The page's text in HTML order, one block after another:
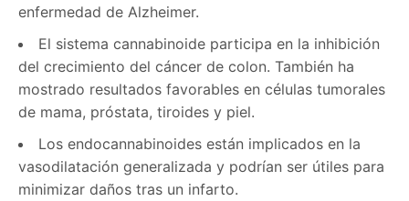
enfermedad de Alzheimer.
El sistema cannabinoide participa en la inhibición
del crecimiento del cáncer de colon. También ha
mostrado resultados favorables en células tumorales
de mama, próstata, tiroides y piel.
Los endocannabinoides están implicados en la
vasodilatación generalizada y podrían ser útiles para
minimizar daños tras un infarto.